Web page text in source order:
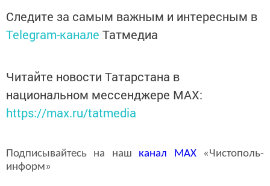
Следите за самым важным и интересным в
Telegram-канале Татмедиа
Читайте новости Татарстана в
национальном мессенджере MАХ:
https://max.ru/tatmedia
Подписывайтесь на наш канал MAX«Чистополь-
информ»